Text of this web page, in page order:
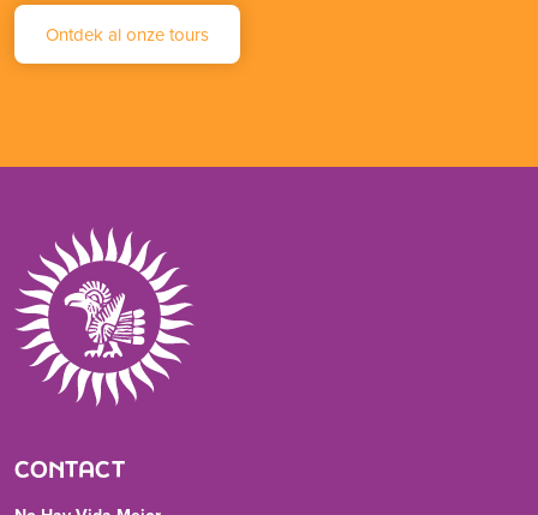
Ontdek al onze tours
CONTACT